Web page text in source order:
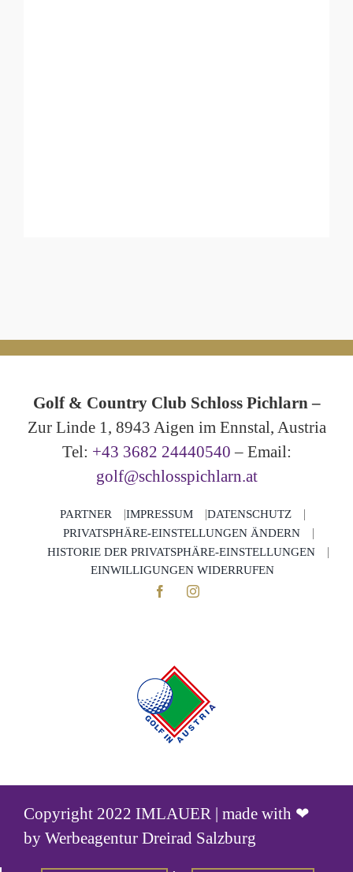
Golf & Country Club Schloss Pichlarn –
Zur Linde 1, 8943 Aigen im Ennstal, Austria
Tel: +43 3682 24440540 – Email:
golf@schlosspichlarn.at
PARTNER IMPRESSUM
DATENSCHUTZ
PRIVATSPHÄRE-EINSTELLUNGEN ÄNDERN
HISTORIE DER PRIVATSPHÄRE-EINSTELLUNGEN
EINWILLIGUNGEN WIDERRUFEN
Copyright 2022 IMLAUER | made with ❤
by Werbeagentur Dreirad Salzburg